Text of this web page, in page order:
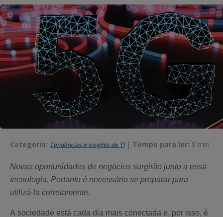
Categoria: Tendências e insights de TI | Tempo para ler: 8 min
Novas oportunidades de negócios surgirão junto a essa
tecnologia. Portanto é necessário se preparar para
utilizá-la corretamente.
A sociedade está cada dia mais conectada e, por isso, é